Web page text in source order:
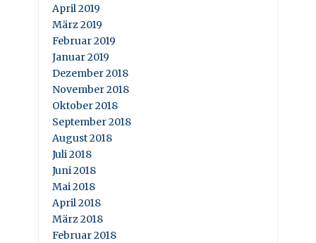
April 2019
März 2019
Februar 2019
Januar 2019
Dezember 2018
November 2018
Oktober 2018
September 2018
August 2018
Juli 2018
Juni 2018
Mai 2018
April 2018
März 2018
Februar 2018